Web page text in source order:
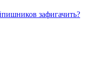
зафигачить?